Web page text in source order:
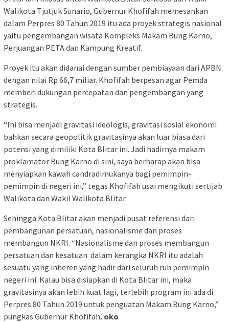
Walikota Tjutjuk Sunario, Gubernur Khofifah memesankan
dalam Perpres 80 Tahun 2019 itu ada proyek strategis nasional
yaitu pengembangan wisata Kompleks Makam Bung Karno,
Perjuangan PETA dan Kampung Kreatif.
Proyek itu akan didanai dengan sumber pembiayaan dari APBN
dengan nilai Rp 66,7 miliar. Khofifah berpesan agar Pemda
memberi dukungan percepatan dan pengembangan yang
strategis.
“Ini bisa menjadi gravitasi ideologis, gravitasi sosial ekonomi
bahkan secara geopolitik gravitasinya akan luar biasa dari
potensi yang dimiliki Kota Blitar ini. Jadi hadirnya makam
proklamator Bung Karno di sini, saya berharap akan bisa
menyiapkan kawah candradimukanya bagi pemimpin-
pemimpin di negeri ini,” tegas Khofifah usai mengikuti sertijab
Walikota dan Wakil Walikota Blitar.
Sehingga Kota Blitar akan menjadi pusat referensi dari
pembangunan persatuan, nasionalisme dan proses
membangun NKRI. “Nasionalisme dan proses membangun
persatuan dan kesatuan dalam kerangka NKRI itu adalah
sesuatu yang inheren yang hadir dari seluruh ruh pemimpin
negeri ini. Kalau bisa disiapkan di Kota Blitar ini, maka
gravitasinya akan lebih kuat lagi, terlebih program ini ada di
Perpres 80 Tahun 2019 untuk penguatan Makam Bung Karno,”
pungkas Gubernur Khofifah. oko